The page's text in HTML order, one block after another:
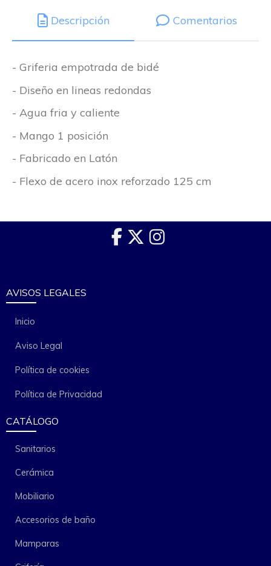
Descripción Comentarios
- Griferia empotrada de bidé
- Diseño en lineas redondas
- Agua fria y caliente
- Mango 1 posición
- Fabricado en Latón
- Flexo de acero inox reforzado 125 cm
AVISOS LEGALES
Inicio
Aviso Legal
Política de cookies
Política de Privacidad
CATÁLOGO
Sanitarios
Cerámica
Mobiliario
Accesorios de baño
Mamparas